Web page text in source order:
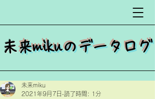
​未来mikuのデータログ
未来miku
2021年9月7日 読了時間: 1分